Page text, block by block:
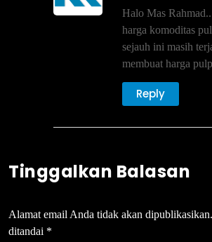
Halo Mas
harga komoditas
sejauh ini masih
membuat harga
Reply
Tinggalkan Balasan
Alamat email Anda tidak akan dipublikasikan.
ditandai *